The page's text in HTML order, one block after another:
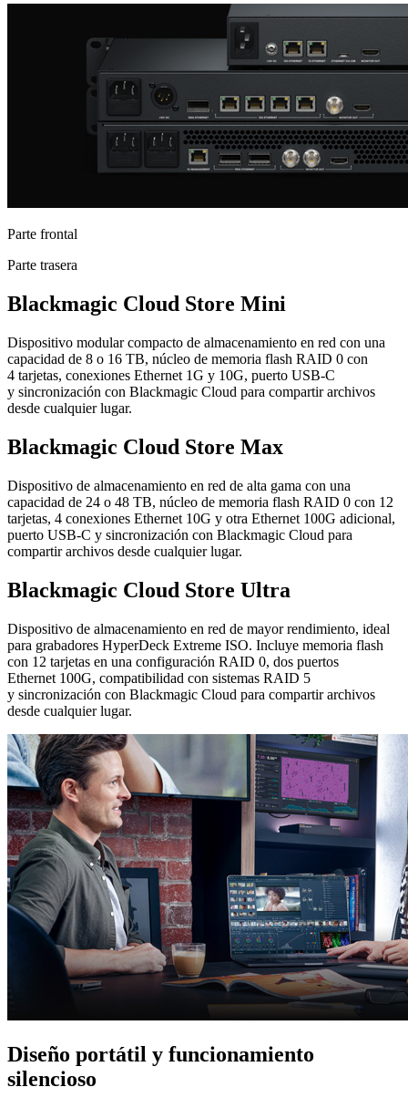
Parte frontal
Parte trasera
Blackmagic Cloud Store Mini
Dispositivo modular compacto de almacenamiento en red con una
capacidad de 8 o 16 TB, núcleo de memoria flash RAID 0 con
4 tarjetas, conexiones Ethernet 1G y 10G, puerto USB-C
y sincronización con Blackmagic Cloud para compartir archivos
desde cualquier lugar.
Blackmagic Cloud Store Max
Dispositivo de almacenamiento en red de alta gama con una
capacidad de 24 o 48 TB, núcleo de memoria flash RAID 0 con 12
tarjetas, 4 conexiones Ethernet 10G y otra Ethernet 100G adicional,
puerto USB-C y sincronización con Blackmagic Cloud para
compartir archivos desde cualquier lugar.
Blackmagic Cloud Store Ultra
Dispositivo de almacenamiento en red de mayor rendimiento, ideal
para grabadores HyperDeck Extreme ISO. Incluye memoria flash
con 12 tarjetas en una configuración RAID 0, dos puertos
Ethernet 100G, compatibilidad con sistemas RAID 5
y sincronización con Blackmagic Cloud para compartir archivos
desde cualquier lugar.
Diseño portátil y funcionamiento
silencioso